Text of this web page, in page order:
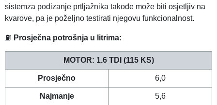
sistemza podizanje prtljažnika takođe može biti osjetljiv na
kvarove, pa je poželjno testirati njegovu funkcionalnost.
⛽ Prosječna potrošnja u litrima:
MOTOR: 1.6 TDI (115 KS)
Prosječno 6,0
Najmanje 5,6